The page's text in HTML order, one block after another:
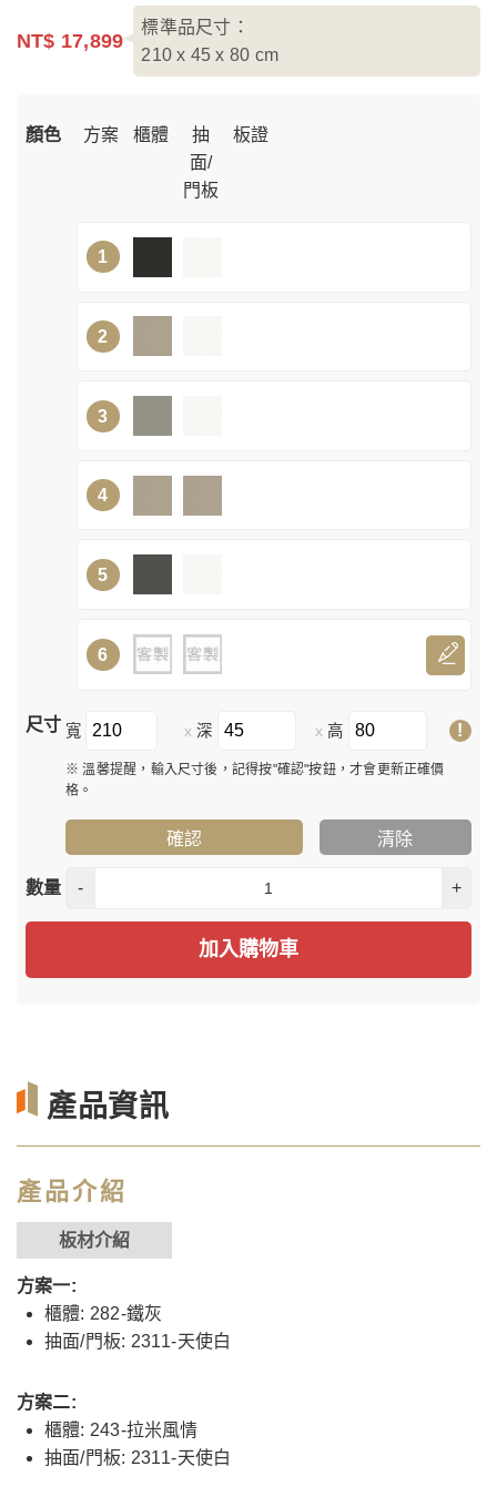
NT$ 17,899
標準品尺寸：
210 x 45 x 80 cm
顏色 方案 櫃體
抽
面/
門板
板證
1
2
3
4
5
6
尺寸 寬 x 深 x 高 !
※ 溫馨提醒，輸入尺寸後，記得按"確認"按鈕，才會更新正確價
格。
確認 清除
數量 - +
加入購物車
產品資訊
產品介紹
板材介紹
方案一:
櫃體: 282-鐵灰
抽面/門板: 2311-天使白
方案二:
櫃體: 243-拉米風情
抽面/門板: 2311-天使白